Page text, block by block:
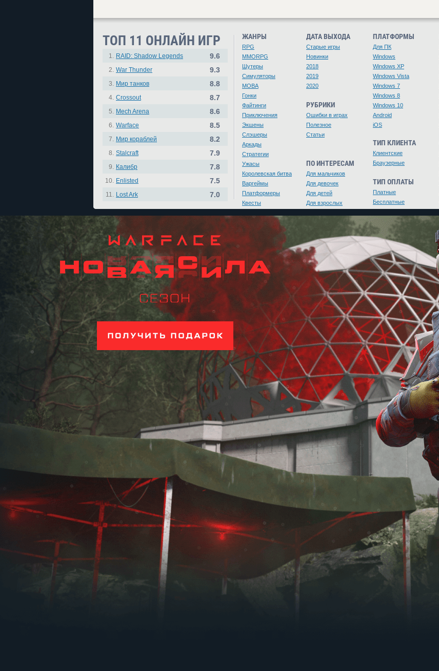
ТОП 11 ОНЛАЙН ИГР
1. RAID: Shadow Legends 9.6
2. War Thunder 9.3
3. Мир танков 8.8
4. Crossout 8.7
5. Mech Arena 8.6
6. Warface 8.5
7. Мир кораблей 8.2
8. Stalcraft 7.9
9. Калибр 7.8
10. Enlisted 7.5
11. Lost Ark 7.0
ЖАНРЫ
RPG
MMORPG
Шутеры
Симуляторы
MOBA
Гонки
Файтинги
Приключения
Экшены
Слэшеры
Аркады
Стратегии
Ужасы
Королевская битва
Варгеймы
Платформеры
Квесты
ДАТА ВЫХОДА
Старые игры
Новинки
2018
2019
2020
РУБРИКИ
Ошибки в играх
Полезное
Статьи
ПО ИНТЕРЕСАМ
Для мальчиков
Для девочек
Для детей
Для взрослых
ПЛАТФОРМЫ
Для ПК
Windows
Windows XP
Windows Vista
Windows 7
Windows 8
Windows 10
Android
iOS
ТИП КЛИЕНТА
Клиентские
Браузерные
ТИП ОПЛАТЫ
Платные
Бесплатные